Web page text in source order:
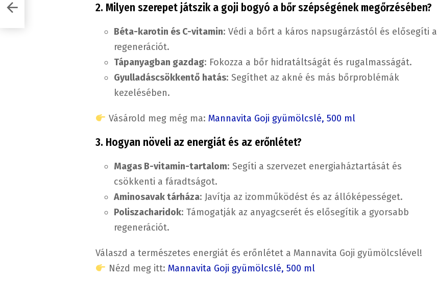
2. Milyen szerepet játszik a goji bogyó a bőr szépségének megőrzésében?
Béta-karotin és C-vitamin: Védi a bőrt a káros napsugárzástól és elősegíti a
regenerációt.
Tápanyagban gazdag: Fokozza a bőr hidratáltságát és rugalmasságát.
Gyulladáscsökkentő hatás: Segíthet az akné és más bőrproblémák
kezelésében.
Vásárold meg még ma: Mannavita Goji gyümölcslé, 500 ml
3. Hogyan növeli az energiát és az erőnlétet?
Magas B-vitamin-tartalom: Segíti a szervezet energiaháztartását és
csökkenti a fáradtságot.
Aminosavak tárháza: Javítja az izomműködést és az állóképességet.
Poliszacharidok: Támogatják az anyagcserét és elősegítik a gyorsabb
regenerációt.
Válaszd a természetes energiát és erőnlétet a Mannavita Goji gyümölcslével!
Nézd meg itt: Mannavita Goji gyümölcslé, 500 ml